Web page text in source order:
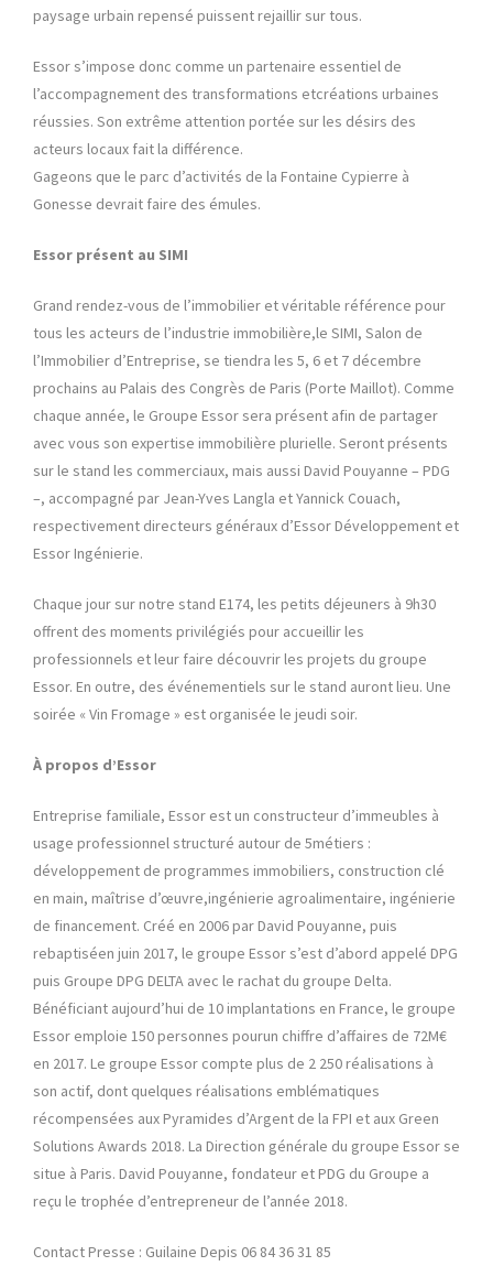
paysage urbain repensé puissent rejaillir sur tous.
Essor s’impose donc comme un partenaire essentiel de
l’accompagnement des transformations etcréations urbaines
réussies. Son extrême attention portée sur les désirs des
acteurs locaux fait la différence.
Gageons que le parc d’activités de la Fontaine Cypierre à
Gonesse devrait faire des émules.
Essor présent au SIMI
Grand rendez-vous de l’immobilier et véritable référence pour
tous les acteurs de l’industrie immobilière,le SIMI, Salon de
l’Immobilier d’Entreprise, se tiendra les 5, 6 et 7 décembre
prochains au Palais des Congrès de Paris (Porte Maillot). Comme
chaque année, le Groupe Essor sera présent afin de partager
avec vous son expertise immobilière plurielle. Seront présents
sur le stand les commerciaux, mais aussi David Pouyanne – PDG
–, accompagné par Jean-Yves Langla et Yannick Couach,
respectivement directeurs généraux d’Essor Développement et
Essor Ingénierie.
Chaque jour sur notre stand E174, les petits déjeuners à 9h30
offrent des moments privilégiés pour accueillir les
professionnels et leur faire découvrir les projets du groupe
Essor. En outre, des événementiels sur le stand auront lieu. Une
soirée « Vin Fromage » est organisée le jeudi soir.
À propos d’Essor
Entreprise familiale, Essor est un constructeur d’immeubles à
usage professionnel structuré autour de 5métiers :
développement de programmes immobiliers, construction clé
en main, maîtrise d’œuvre,ingénierie agroalimentaire, ingénierie
de financement. Créé en 2006 par David Pouyanne, puis
rebaptiséen juin 2017, le groupe Essor s’est d’abord appelé DPG
puis Groupe DPG DELTA avec le rachat du groupe Delta.
Bénéficiant aujourd’hui de 10 implantations en France, le groupe
Essor emploie 150 personnes pourun chiffre d’affaires de 72M€
en 2017. Le groupe Essor compte plus de 2 250 réalisations à
son actif, dont quelques réalisations emblématiques
récompensées aux Pyramides d’Argent de la FPI et aux Green
Solutions Awards 2018. La Direction générale du groupe Essor se
situe à Paris. David Pouyanne, fondateur et PDG du Groupe a
reçu le trophée d’entrepreneur de l’année 2018.
Contact Presse : Guilaine Depis 06 84 36 31 85